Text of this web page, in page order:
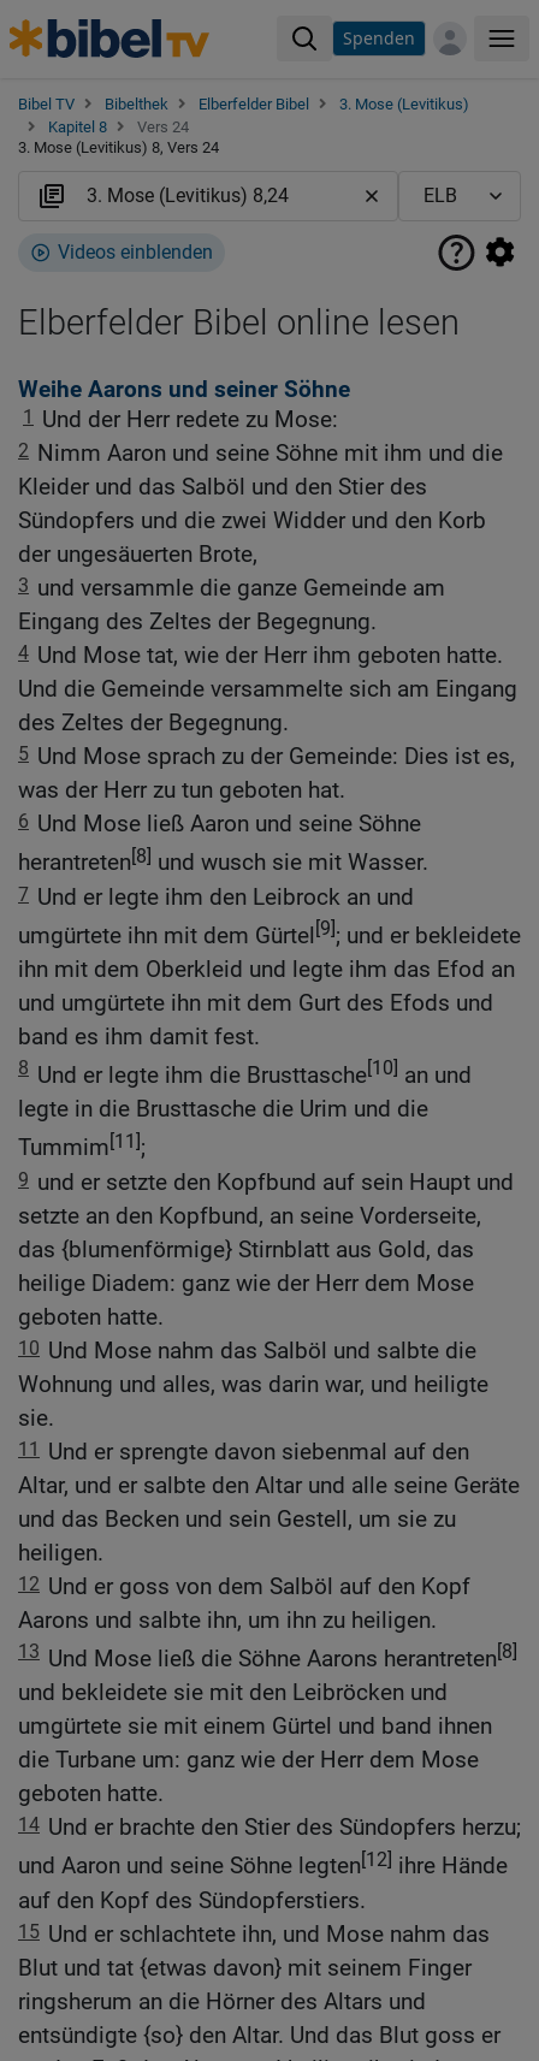
Spenden
Bibel TV Bibelthek Elberfelder Bibel
3. Mose (Levitikus)
Kapitel 8
Vers 24
3. Mose (Levitikus) 8, Vers 24
Videos einblenden
Elberfelder Bibel online lesen
Weihe Aarons und seiner Söhne
1 Und der Herr redete zu Mose:
2 Nimm Aaron und seine Söhne mit ihm und die
Kleider und das Salböl und den Stier des
Sündopfers und die zwei Widder und den Korb
der ungesäuerten Brote,
3 und versammle die ganze Gemeinde am
Eingang des Zeltes der Begegnung.
4 Und Mose tat, wie der Herr ihm geboten hatte.
Und die Gemeinde versammelte sich am Eingang
des Zeltes der Begegnung.
5 Und Mose sprach zu der Gemeinde: Dies ist es,
was der Herr zu tun geboten hat.
6 Und Mose ließ Aaron und seine Söhne
herantreten[8] und wusch sie mit Wasser.
7 Und er legte ihm den Leibrock an und
umgürtete ihn mit dem Gürtel [9]; und er bekleidete
ihn mit dem Oberkleid und legte ihm das Efod an
und umgürtete ihn mit dem Gurt des Efods und
band es ihm damit fest.
8 Und er legte ihm die Brusttasche[10] an und
legte in die Brusttasche die Urim und die
Tummim[11];
9 und er setzte den Kopfbund auf sein Haupt und
setzte an den Kopfbund, an seine Vorderseite,
das {blumenförmige} Stirnblatt aus Gold, das
heilige Diadem: ganz wie der Herr dem Mose
geboten hatte.
10 Und Mose nahm das Salböl und salbte die
Wohnung und alles, was darin war, und heiligte
sie.
11 Und er sprengte davon siebenmal auf den
Altar, und er salbte den Altar und alle seine Geräte
und das Becken und sein Gestell, um sie zu
heiligen.
12 Und er goss von dem Salböl auf den Kopf
Aarons und salbte ihn, um ihn zu heiligen.
13 Und Mose ließ die Söhne Aarons herantreten[8]
und bekleidete sie mit den Leibröcken und
umgürtete sie mit einem Gürtel und band ihnen
die Turbane um: ganz wie der Herr dem Mose
geboten hatte.
14 Und er brachte den Stier des Sündopfers herzu;
und Aaron und seine Söhne legten[12] ihre Hände
auf den Kopf des Sündopferstiers.
15 Und er schlachtete ihn, und Mose nahm das
Blut und tat {etwas davon} mit seinem Finger
ringsherum an die Hörner des Altars und
entsündigte {so} den Altar. Und das Blut goss er